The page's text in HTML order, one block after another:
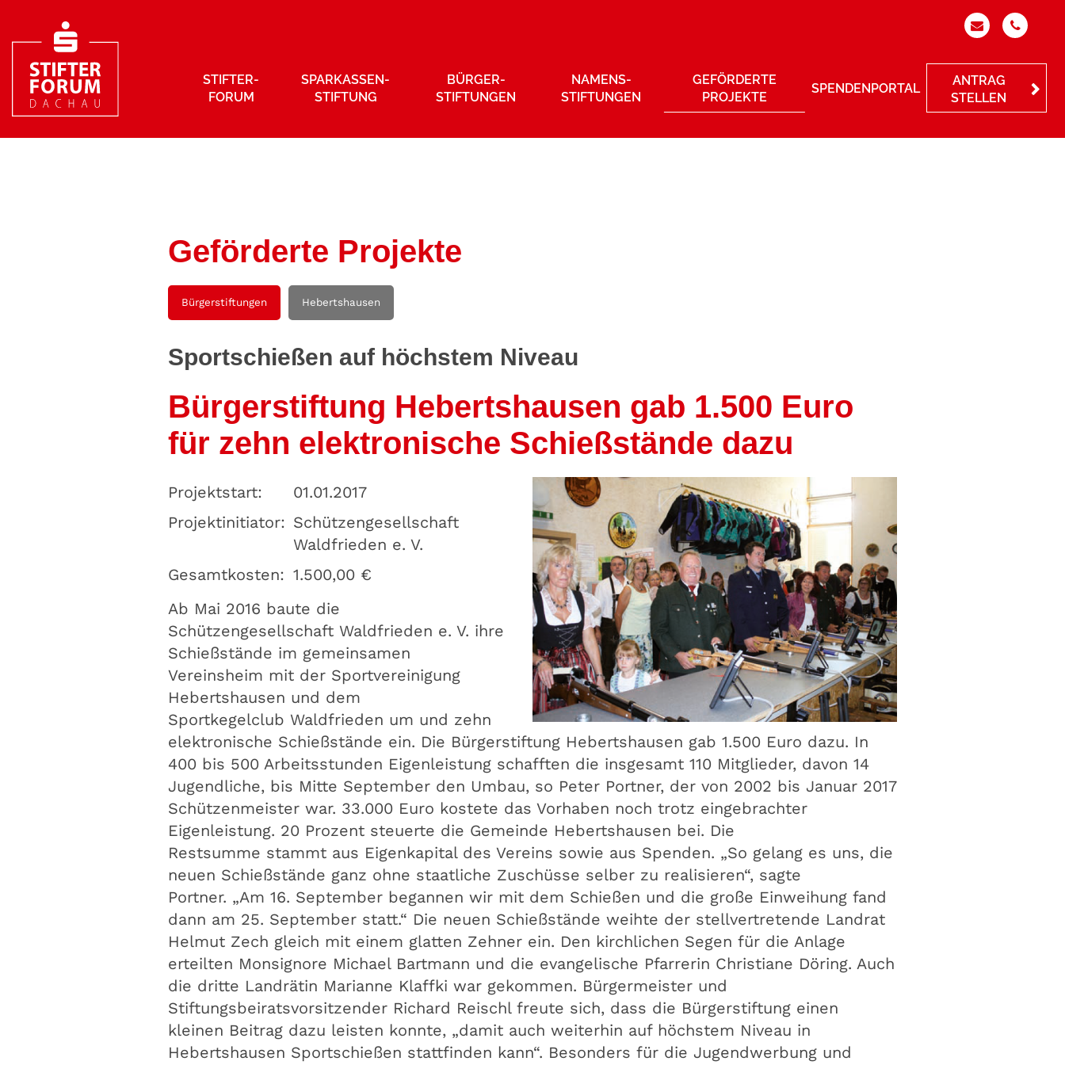
STIFTER­
FORUM
SPARKASSEN­
STIFTUNG
BÜRGER­
STIFTUNGEN
NAMENS­
STIFTUNGEN
GEFÖRDERTE
PROJEKTE
SPENDENPORTAL
ANTRAG
STELLEN
Geförderte Projekte
Bürgerstiftungen Hebertshausen
Sportschießen auf höchstem Niveau
Bürgerstiftung Hebertshausen gab 1.500 Euro
für zehn elektronische Schießstände dazu
Projektstart:
01.01.2017
Projektinitiator: Schützengesellschaft
Waldfrieden e. V.
Gesamtkosten: 1.500,00 €
Ab Mai 2016 baute die
Schützengesellschaft Waldfrieden e. V. ihre
Schießstände im gemeinsamen
Vereinsheim mit der Sportvereinigung
Hebertshausen und dem
Sportkegelclub Waldfrieden um und zehn
elektronische Schießstände ein. Die Bürgerstiftung Hebertshausen gab 1.500 Euro dazu. In
400 bis 500 Arbeitsstunden Eigenleistung schafften die insgesamt 110 Mitglieder, davon 14
Jugendliche, bis Mitte September den Umbau, so Peter Portner, der von 2002 bis Januar 2017
Schützenmeister war. 33.000 Euro kostete das Vorhaben noch trotz eingebrachter
Eigenleistung. 20 Prozent steuerte die Gemeinde Hebertshausen bei. Die
Restsumme stammt aus Eigenkapital des Vereins sowie aus Spenden. „So gelang es uns, die
neuen Schießstände ganz ohne staatliche Zuschüsse selber zu realisieren“, sagte
Portner. „Am 16. September begannen wir mit dem Schießen und die große Einweihung fand
dann am 25. September statt.“ Die neuen Schießstände weihte der stellvertretende Landrat
Helmut Zech gleich mit einem glatten Zehner ein. Den kirchlichen Segen für die Anlage
erteilten Monsignore Michael Bartmann und die evangelische Pfarrerin Christiane Döring. Auch
die dritte Landrätin Marianne Klaffki war gekommen. Bürgermeister und
Stiftungsbeiratsvorsitzender Richard Reischl freute sich, dass die Bürgerstiftung einen
kleinen Beitrag dazu leisten konnte, „damit auch weiterhin auf höchstem Niveau in
Hebertshausen Sportschießen stattfinden kann“. Besonders für die Jugendwerbung und